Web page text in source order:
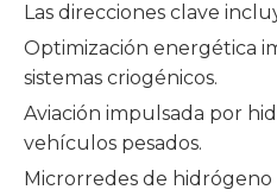
Las direcciones clave
Optimización energética
sistemas criogénicos.
Aviación impulsada por
vehículos pesados.
Microrredes de hidrógeno